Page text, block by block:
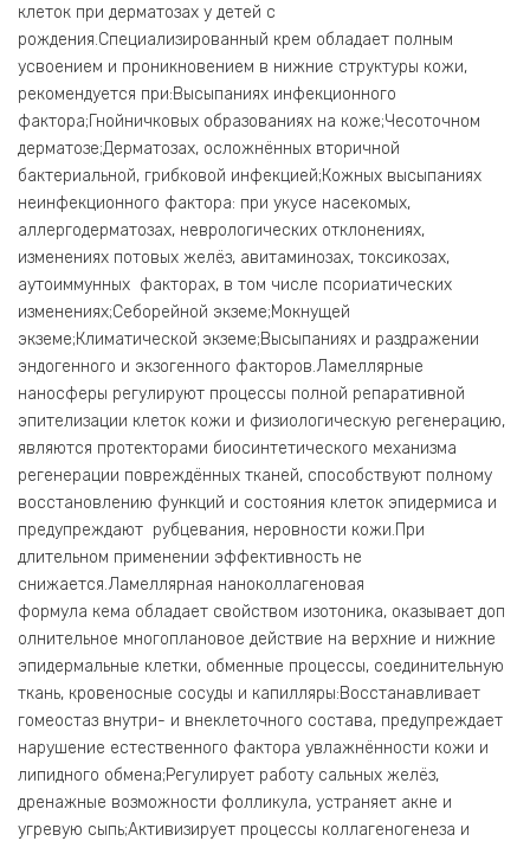
клеток при дерматозах у детей с
рождения.Специализированный крем обладает полным
усвоением и проникновением в нижние структуры кожи,
рекомендуется при:Высыпаниях инфекционного
фактора;Гнойничковых образованиях на коже;Чесоточном
дерматозе;Дерматозах, осложнённых вторичной
бактериальной, грибковой инфекцией;Кожных высыпаниях
неинфекционного фактора: при укусе насекомых,
аллергодерматозах, неврологических отклонениях,
изменениях потовых желёз, авитаминозах, токсикозах,
аутоиммунных факторах, в том числе псориатических
изменениях;Себорейной экземе;Мокнущей
экземе;Климатической экземе;Высыпаниях и раздражении
эндогенного и экзогенного факторов.Ламеллярные
наносферы регулируют процессы полной репаративной
эпителизации клеток кожи и физиологическую регенерацию,
являются протекторами биосинтетического механизма
регенерации повреждённых тканей, способствуют полному
восстановлению функций и состояния клеток эпидермиса и
предупреждают рубцевания, неровности кожи.При
длительном применении эффективность не
снижается.Ламеллярная наноколлагеновая
формула кема обладает свойством изотоника, оказывает доп
олнительное многоплановое действие на верхние и нижние
эпидермальные клетки, обменные процессы, соединительную
ткань, кровеносные сосуды и капилляры:Восстанавливает
гомеостаз внутри- и внеклеточного состава, предупреждает
нарушение естественного фактора увлажнённости кожи и
липидного обмена;Регулирует работу сальных желёз,
дренажные возможности фолликула, устраняет акне и
угревую сыпь;Активизирует процессы коллагеногенеза и